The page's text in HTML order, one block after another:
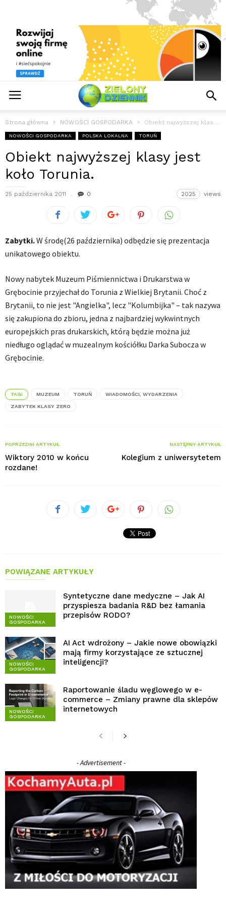
Strona główna NOWOŚCI GOSPODARKA Obiekt najwyższej klasy jest koło Torunia.
NOWOŚCI GOSPODARKA POLSKA LOKALNA TORUŃ
Obiekt najwyższej klasy jest
koło Torunia.
25 października 2011 0 2025 views
Zabytki.W środę(26 października) odbędzie się prezentacja
unikatowego obiektu.
Nowy nabytek Muzeum Piśmiennictwa i Drukarstwa w
Grębocinie przyjechał do Torunia z Wielkiej Brytanii. Choć z
Brytanii, to nie jest "Angielka", lecz "Kolumbijka" – tak nazywa
się zakupiona do zbioru, jedna z najbardziej wykwintnych
europejskich pras drukarskich, którą będzie można już
niedługo oglądać w muzealnym kościółku Darka Subocza w
Grębocinie.
TAGI MUZEUM TORUŃ WIADOMOŚCI, WYDARZENIA
ZABYTEK KLASY ZERO
POPRZEDNI ARTYKUŁ
Wiktory 2010 w końcu
rozdane!
NASTĘPNY ARTYKUŁ
Kolegium z uniwersytetem
POWIĄZANE ARTYKUŁY
NOWOŚCI
GOSPODARKA
Syntetyczne dane medyczne – Jak AI
przyspiesza badania R&D bez łamania
przepisów RODO?
NOWOŚCI
GOSPODARKA
AI Act wdrożony – Jakie nowe obowiązki
mają firmy korzystające ze sztucznej
inteligencji?
NOWOŚCI
GOSPODARKA
Raportowanie śladu węglowego w e-
commerce – Zmiany prawne dla sklepów
internetowych
- Advertisement -